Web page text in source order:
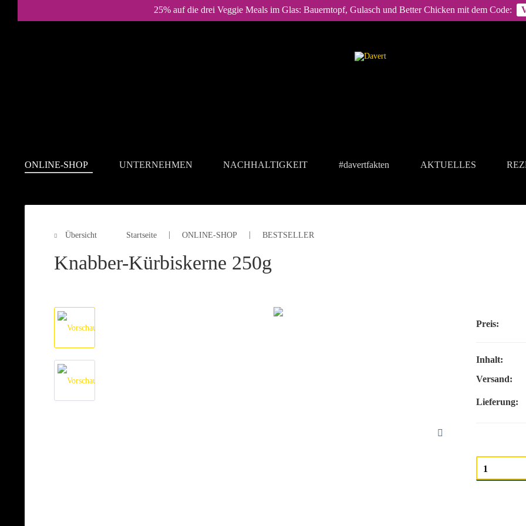
25% auf die drei Veggie Meals im Glas: Bauerntopf, Gulasch und Better Chicken mit dem Code:
ONLINE-SHOP UNTERNEHMEN NACHHALTIGKEIT #davertfakten AKTUELLES
Übersicht Startseite ONLINE-SHOP BESTSELLER
ONLINE-SHOP
Knabber-Kürbiskerne 250g
Preis:
Inhalt:
Versand:
Lieferung:
Menge